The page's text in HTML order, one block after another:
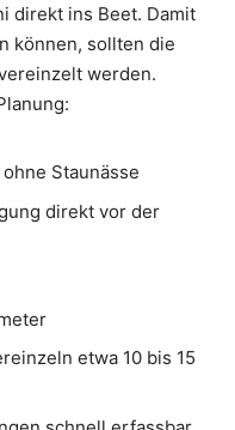
direkt ins Beet. Damit
können, sollten die
werden.
Staunässe
direkt vor der
etwa 10 bis 15